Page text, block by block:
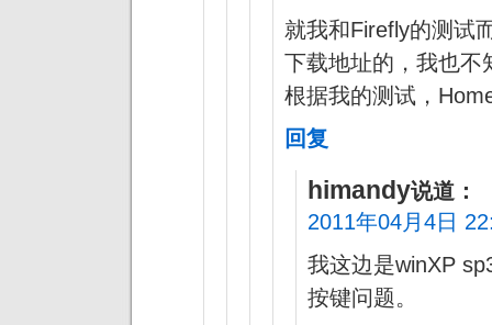
就我和Firefly的测试
下载地址的，我也不
根据我的测试，
回复
himandy说道：
2011年04月4日
我这边是winXP
按键问题。